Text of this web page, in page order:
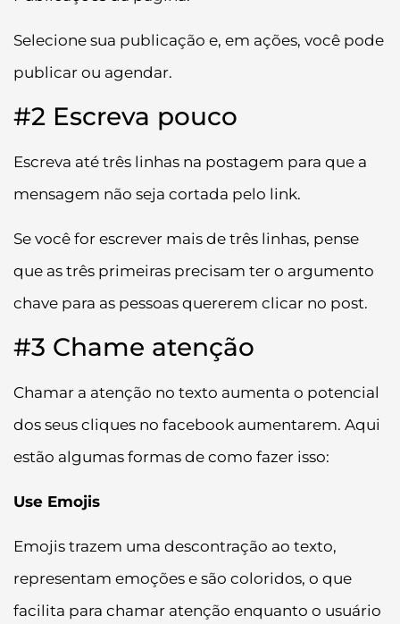
Selecione sua publicação e, em ações, você pode
publicar ou agendar.
#2 Escreva pouco
Escreva até três linhas na postagem para que a
mensagem não seja cortada pelo link.
Se você for escrever mais de três linhas, pense
que as três primeiras precisam ter o argumento
chave para as pessoas quererem clicar no post.
#3 Chame atenção
Chamar a atenção no texto aumenta o potencial
dos seus cliques no facebook aumentarem. Aqui
estão algumas formas de como fazer isso:
Use Emojis
Emojis trazem uma descontração ao texto,
representam emoções e são coloridos, o que
facilita para chamar atenção enquanto o usuário